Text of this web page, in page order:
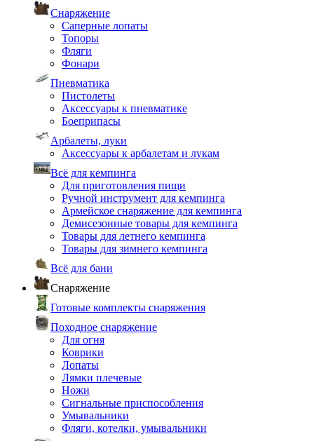
Снаряжение
Саперные лопаты
Топоры
Фляги
Фонари
Пневматика
Пистолеты
Аксессуары к пневматике
Боеприпасы
Арбалеты, луки
Аксессуары к арбалетам и лукам
Всё для кемпинга
Для приготовления пищи
Ручной инструмент для кемпинга
Армейское снаряжение для кемпинга
Демисезонные товары для кемпинга
Товары для летнего кемпинга
Товары для зимнего кемпинга
Всё для бани
Снаряжение
Готовые комплекты снаряжения
Походное снаряжение
Для огня
Коврики
Лопаты
Лямки плечевые
Ножи
Сигнальные приспособления
Умывальники
Фляги, котелки, умывальники